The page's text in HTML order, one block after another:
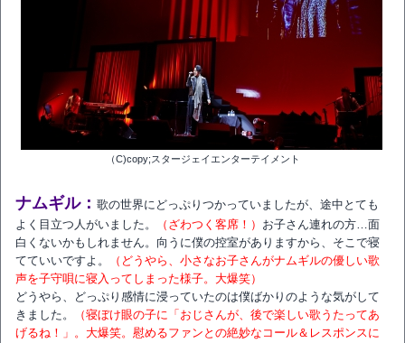
（C)copy;スタージェイエンターテイメント
ナムギル： 歌の世界にどっぷりつかっていましたが、途中とても
よく目立つ人がいました。
（ざわつく客席！） お子さん連れの方…面
白くないかもしれません。向うに僕の控室がありますから、そこで寝
てていいですよ。
（どうやら、小さなお子さんがナムギルの優しい歌
声を子守唄に寝入ってしまった様子。大爆笑）
どうやら、どっぷり感情に浸っていたのは僕ばかりのような気がして
きました。
（寝ぼけ眼の子に「おじさんが、後で楽しい歌うたってあ
げるね！」。大爆笑。慰めるファンとの絶妙なコール＆レスポンスに